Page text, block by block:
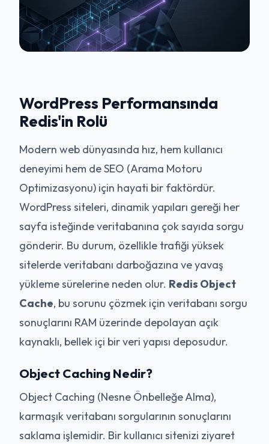
WordPress Performansında
Redis'in Rolü
Modern web dünyasında hız, hem kullanıcı
deneyimi hem de SEO (Arama Motoru
Optimizasyonu) için hayati bir faktördür.
WordPress siteleri, dinamik yapıları gereği her
sayfa isteğinde veritabanına çok sayıda sorgu
gönderir. Bu durum, özellikle trafiği yüksek
sitelerde veritabanı darboğazına ve yavaş
yükleme sürelerine neden olur. Redis Object
Cache, bu sorunu çözmek için veritabanı sorgu
sonuçlarını RAM üzerinde depolayan açık
kaynaklı, bellek içi bir veri yapısı deposudur.
Object Caching Nedir?
Object Caching (Nesne Önbelleğe Alma),
karmaşık veritabanı sorgularının sonuçlarını
saklama işlemidir. Bir kullanıcı sitenizi ziyaret